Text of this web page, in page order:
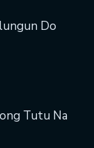
Do
Tutu Na